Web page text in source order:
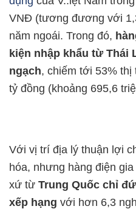
VNĐ (tương đương với
năm ngoái. Trong đó,
kiện nhập khẩu từ Thái
ngạch, chiếm tới 53%
tỷ đồng (khoảng 695,6
Với vị trí địa lý thuận lợi
hóa, nhưng hàng điện
xứ từ Trung Quốc chỉ
xếp hạng với hơn 6,3